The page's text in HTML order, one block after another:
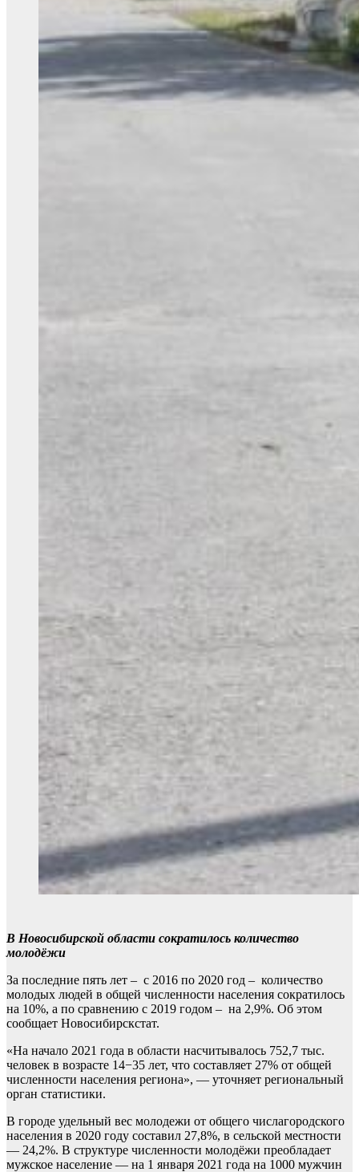
В Новосибирской области сократилось количество
молодёжи
За последние пять лет – с 2016 по 2020 год – количество
молодых людей в общей численности населения сократилось
на 10%, а по сравнению с 2019 годом – на 2,9%. Об этом
сообщает Новосибирскстат.
«На начало 2021 года в области насчитывалось 752,7 тыс.
человек в возрасте 14−35 лет, что составляет 27% от общей
численности населения региона», — уточняет региональный
орган статистики.
В городе удельный вес молодежи от общего числагородского
населения в 2020 году составил 27,8%, в сельской местности
— 24,2%. В структуре численности молодёжи преобладает
мужское население — на 1 января 2021 года на 1000 мужчин